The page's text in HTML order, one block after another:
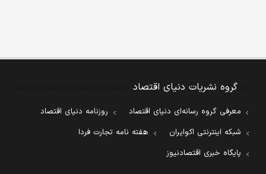
گروه نشریات دنیای اقتصاد
معرفی گروه رسانه‌ای دنیای اقتصاد
روزنامه دنیای اقتصاد
شبکه اینترنتی اکوایران
هفته نامه تجارت فردا
پایگاه خبری اقتصادنیوز